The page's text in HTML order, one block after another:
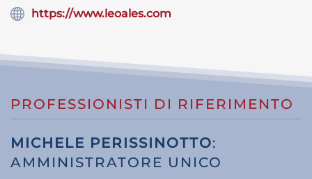
https://www.leoales.com
PROFESSIONISTI DI RIFERIMENTO
MICHELE PERISSINOTTO:
AMMINISTRATORE UNICO